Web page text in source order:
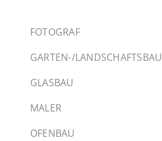
FOTOGRAF
GARTEN-/LANDSCHAFTSBAU
GLASBAU
MALER
OFENBAU